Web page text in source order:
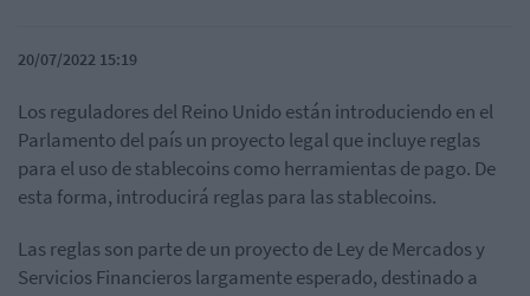
20/07/2022 15:19
Los reguladores del Reino Unido están introduciendo en el
Parlamento del país un proyecto legal que incluye reglas
para el uso de stablecoins como herramientas de pago. De
esta forma, introducirá reglas para las stablecoins.
Las reglas son parte de un proyecto de Ley de Mercados y
Servicios Financieros largamente esperado, destinado a